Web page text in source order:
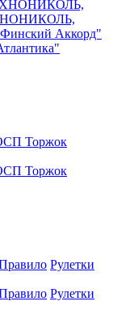
Аккорд"
Торжок
Торжок
Рулетки
Рулетки